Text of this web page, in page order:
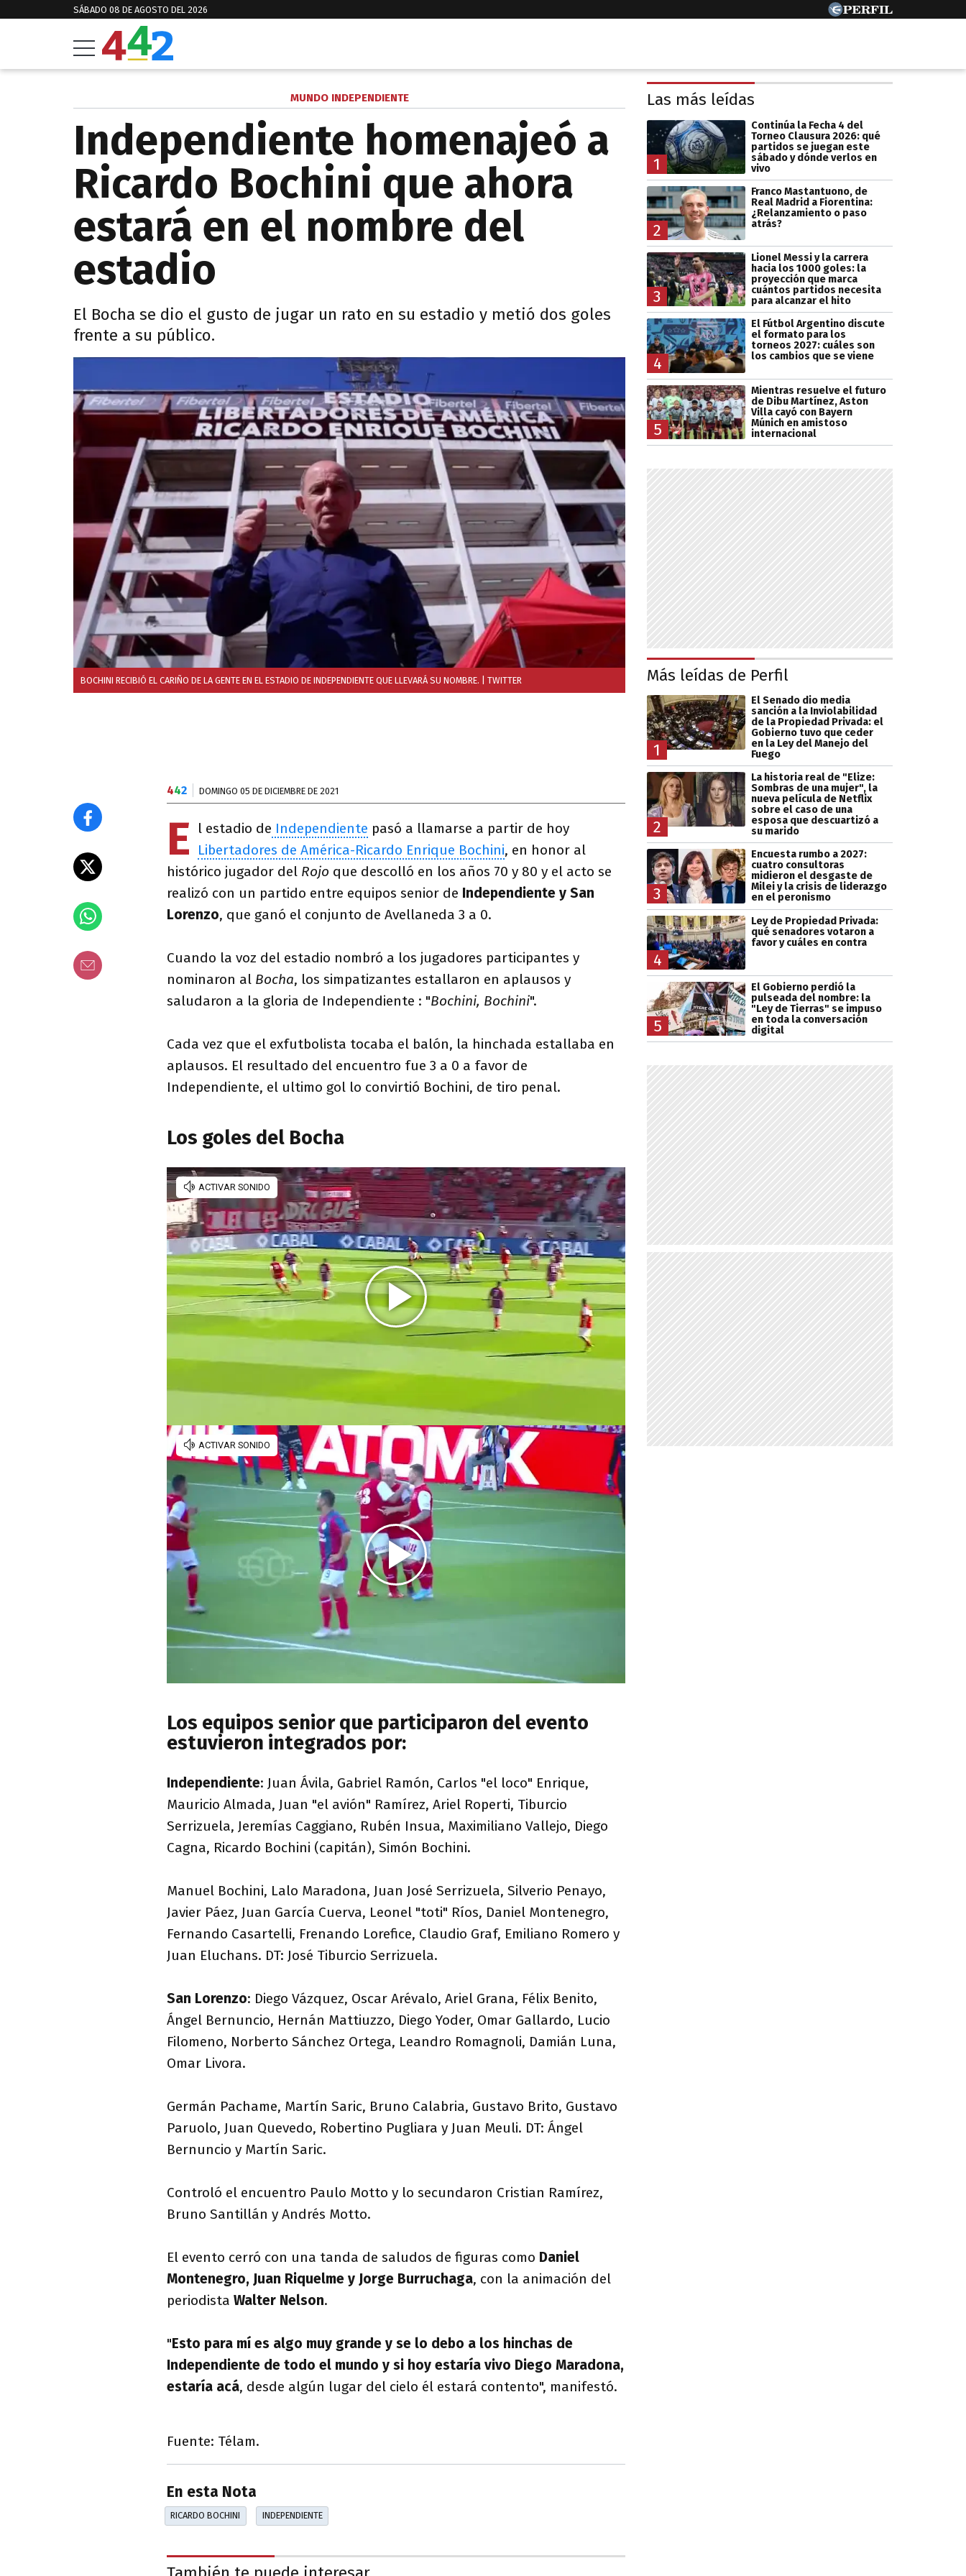
SÁBADO 08 DE AGOSTO DEL 2026
MUNDO INDEPENDIENTE
Independiente homenajeó a
Ricardo Bochini que ahora
estará en el nombre del
estadio
El Bocha se dio el gusto de jugar un rato en su estadio y metió dos goles
frente a su público.
BOCHINI RECIBIÓ EL CARIÑO DE LA GENTE EN EL ESTADIO DE INDEPENDIENTE QUE LLEVARÁ SU NOMBRE. | TWITTER
442 DOMINGO 05 DE DICIEMBRE DE 2021
E l estadio de Independiente pasó a llamarse a partir de hoy
Libertadores de América-Ricardo Enrique Bochini, en honor al
histórico jugador del Rojo que descolló en los años 70 y 80 y el acto se
realizó con un partido entre equipos senior de Independiente y San
Lorenzo, que ganó el conjunto de Avellaneda 3 a 0.
Cuando la voz del estadio nombró a los jugadores participantes y
nominaron al Bocha, los simpatizantes estallaron en aplausos y
saludaron a la gloria de Independiente : "Bochini, Bochini".
Cada vez que el exfutbolista tocaba el balón, la hinchada estallaba en
aplausos. El resultado del encuentro fue 3 a 0 a favor de
Independiente, el ultimo gol lo convirtió Bochini, de tiro penal.
Los goles del Bocha
Los equipos senior que participaron del evento
estuvieron integrados por:
Independiente: Juan Ávila, Gabriel Ramón, Carlos "el loco" Enrique,
Mauricio Almada, Juan "el avión" Ramírez, Ariel Roperti, Tiburcio
Serrizuela, Jeremías Caggiano, Rubén Insua, Maximiliano Vallejo, Diego
Cagna, Ricardo Bochini (capitán), Simón Bochini.
Manuel Bochini, Lalo Maradona, Juan José Serrizuela, Silverio Penayo,
Javier Páez, Juan García Cuerva, Leonel "toti" Ríos, Daniel Montenegro,
Fernando Casartelli, Frenando Lorefice, Claudio Graf, Emiliano Romero y
Juan Eluchans. DT: José Tiburcio Serrizuela.
San Lorenzo: Diego Vázquez, Oscar Arévalo, Ariel Grana, Félix Benito,
Ángel Bernuncio, Hernán Mattiuzzo, Diego Yoder, Omar Gallardo, Lucio
Filomeno, Norberto Sánchez Ortega, Leandro Romagnoli, Damián Luna,
Omar Livora.
Germán Pachame, Martín Saric, Bruno Calabria, Gustavo Brito, Gustavo
Paruolo, Juan Quevedo, Robertino Pugliara y Juan Meuli. DT: Ángel
Bernuncio y Martín Saric.
Controló el encuentro Paulo Motto y lo secundaron Cristian Ramírez,
Bruno Santillán y Andrés Motto.
El evento cerró con una tanda de saludos de figuras como Daniel
Montenegro, Juan Riquelme y Jorge Burruchaga, con la animación del
periodista Walter Nelson.
"Esto para mí es algo muy grande y se lo debo a los hinchas de
Independiente de todo el mundo y si hoy estaría vivo Diego Maradona,
estaría acá, desde algún lugar del cielo él estará contento", manifestó.
Fuente: Télam.
En esta Nota
RICARDO BOCHINI INDEPENDIENTE
Las más leídas
1
Continúa la Fecha 4 del
Torneo Clausura 2026: qué
partidos se juegan este
sábado y dónde verlos en
vivo
2
Franco Mastantuono, de
Real Madrid a Fiorentina:
¿Relanzamiento o paso
atrás?
3
Lionel Messi y la carrera
hacia los 1000 goles: la
proyección que marca
cuántos partidos necesita
para alcanzar el hito
4
El Fútbol Argentino discute
el formato para los
torneos 2027: cuáles son
los cambios que se viene
5
Mientras resuelve el futuro
de Dibu Martínez, Aston
Villa cayó con Bayern
Múnich en amistoso
internacional
Más leídas de Perfil
1
El Senado dio media
sanción a la Inviolabilidad
de la Propiedad Privada: el
Gobierno tuvo que ceder
en la Ley del Manejo del
Fuego
2
La historia real de "Elize:
Sombras de una mujer", la
nueva película de Netflix
sobre el caso de una
esposa que descuartizó a
su marido
3
Encuesta rumbo a 2027:
cuatro consultoras
midieron el desgaste de
Milei y la crisis de liderazgo
en el peronismo
4
Ley de Propiedad Privada:
qué senadores votaron a
favor y cuáles en contra
5
El Gobierno perdió la
pulseada del nombre: la
"Ley de Tierras" se impuso
en toda la conversación
digital